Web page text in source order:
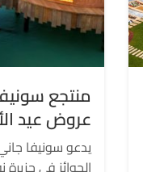
منتجع
عروض عيد
يدعو سونيفا
الجوائز في